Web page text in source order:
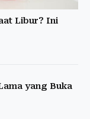
Libur? Ini
yang Buka